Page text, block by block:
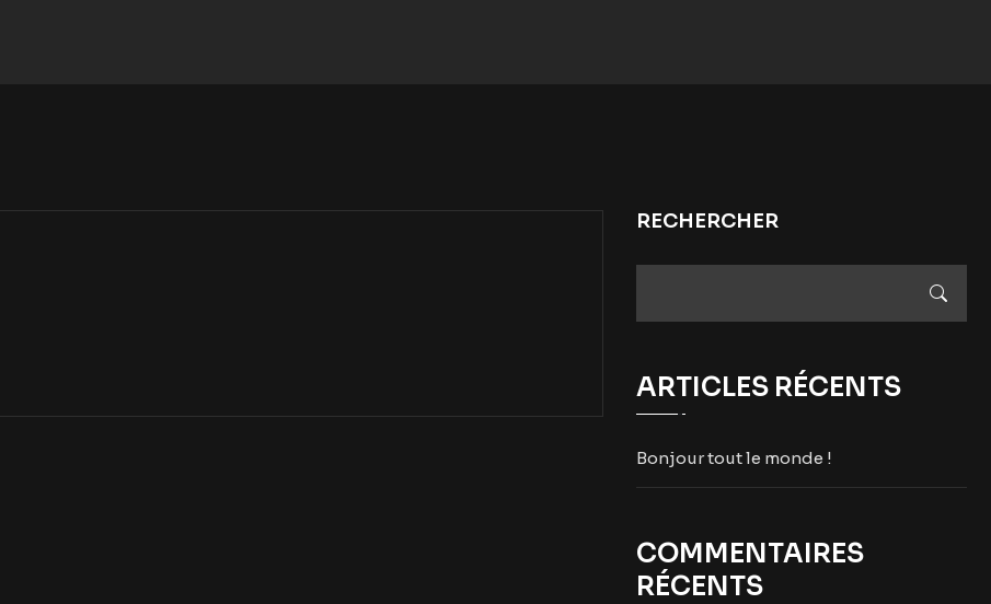
RECHERCHER
ARTICLES RÉCENTS
Bonjour tout le monde !
COMMENTAIRES
RÉCENTS